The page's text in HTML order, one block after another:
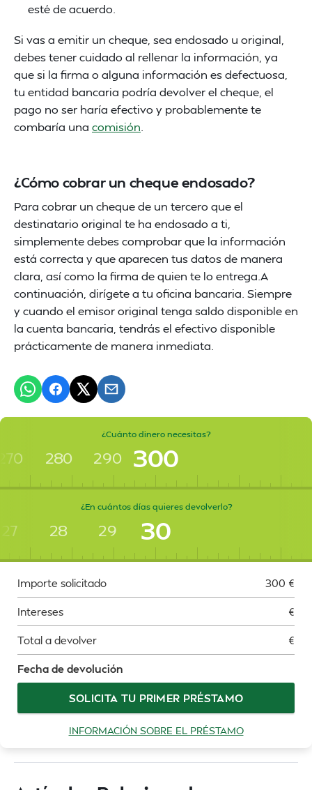
esté de acuerdo.
Si vas a emitir un cheque, sea endosado u original,
debes tener cuidado al rellenar la información, ya
que si la firma o alguna información es defectuosa,
tu entidad bancaria podría devolver el cheque, el
pago no ser haría efectivo y probablemente te
combaría una comisión
¿Cómo cobrar un cheque endosado?
Para cobrar un cheque de un tercero que el
destinatario original te ha endosado a ti,
simplemente debes comprobar que la información
está correcta y que aparecen tus datos de manera
clara, así como la firma de quien te lo entrega.A
continuación, dirígete a tu oficina bancaria. Siempre
y cuando el emisor original tenga saldo disponible en
la cuenta bancaria, tendrás el efectivo disponible
prácticamente de manera inmediata.
¿Cuánto dinero necesitas?
280 290 300
¿En cuántos días quieres devolverlo?
27 28 29 30
Importe solicitado 300 €
Intereses €
Total a devolver €
Fecha de devolución
SOLICITA TU PRIMER PRÉSTAMO
INFORMACIÓN SOBRE EL PRÉSTAMO